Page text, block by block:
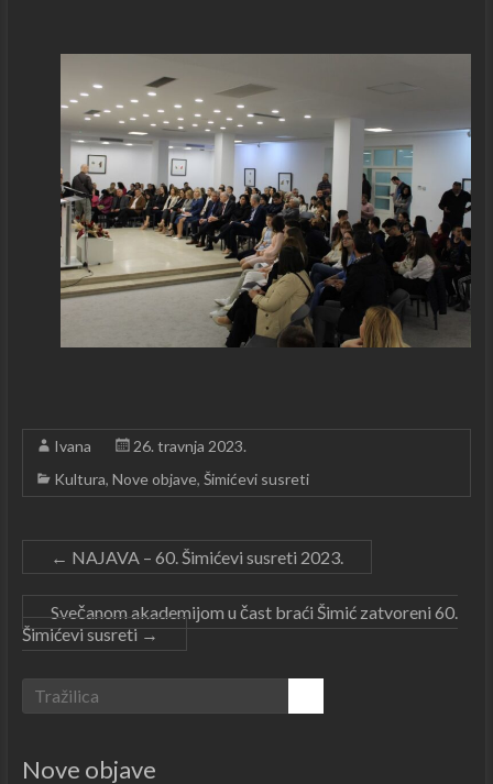
Ivana
26. travnja 2023.
Kultura, Nove objave, Šimićevi susreti
← NAJAVA – 60. Šimićevi susreti 2023.
Svečanom akademijom u čast braći Šimić zatvoreni 60.
Šimićevi susreti→
Nove objave